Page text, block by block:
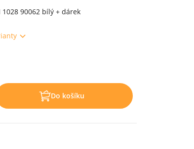
1028 90062 bílý + dárek
Do košíku